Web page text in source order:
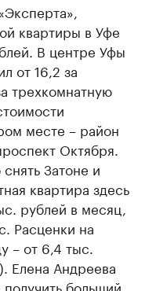
квартиры в Уфе
В центре Уфы
от 16,2 за
трехкомнатную
месте – район
Октября.
Затоне и
квартира здесь
рублей в месяц,
Расценки на
– от 6,4 тыс.
Елена Андреева
больший